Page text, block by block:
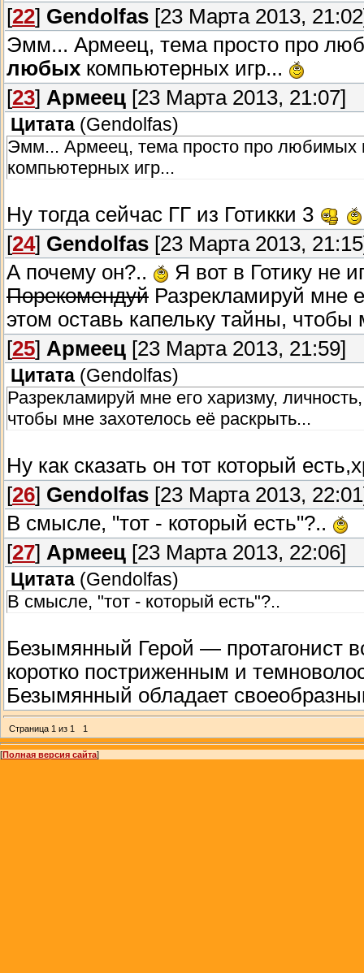
[22] Gendolfas [23 Марта 2013,
Эмм... Армеец, тема просто про
любых компьютерных игр...
[23] Армеец [23 Марта 2013, 21:07]
Цитата (Gendolfas)
Эмм... Армеец, тема просто про любимых
компьютерных игр...
Ну тогда сейчас ГГ из Готикки 3
[24] Gendolfas [23 Марта 2013,
А почему он?..
Я вот в Готику не
Порекомендуй Разрекламируй мне
этом оставь капельку тайны,
[25] Армеец [23 Марта 2013, 21:59]
Цитата (Gendolfas)
Разрекламируй мне его харизму,
чтобы мне захотелось её раскрыть...
Ну как сказать он тот который
[26] Gendolfas [23 Марта 2013,
В смысле, "тот - который есть"?..
[27] Армеец [23 Марта 2013, 22:06]
Цитата (Gendolfas)
В смысле, "тот - который есть"?..
Безымянный Герой — протагонист
коротко постриженным и
Безымянный обладает
Страница 1 из 1 1
[Полная версия сайта]